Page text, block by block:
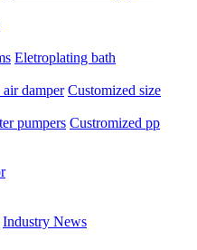
Eletroplating bath
damper Customized size
pumpers Custromized pp
Industry News